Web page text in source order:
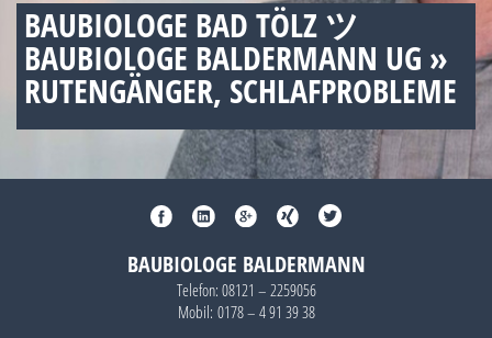
BAUBIOLOGE BAD TÖLZ ツ
BAUBIOLOGE BALDERMANN UG »
RUTENGÄNGER, SCHLAFPROBLEME
BAUBIOLOGE BALDERMANN
Telefon: 08121 – 2259056
Mobil: 0178 – 4 91 39 38